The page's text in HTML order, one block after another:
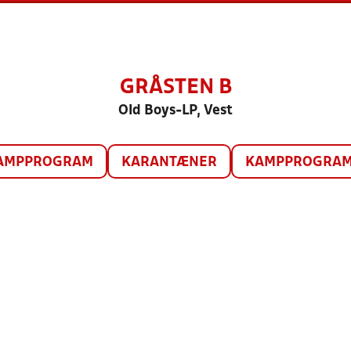
GRÅSTEN B
Old Boys-LP, Vest
KARANTÆNER